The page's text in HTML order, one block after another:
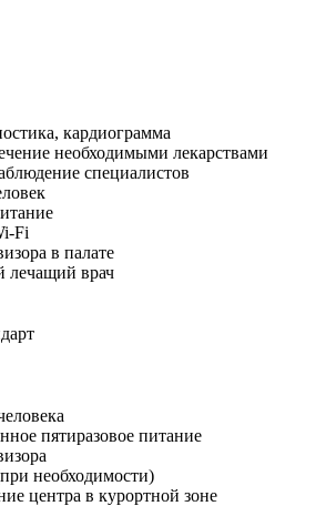
кардиограмма
необходимыми лекарствами
специалистов
Fi
в палате
лечащий врач
пятиразовое питание
необходимости)
центра в курортной зоне